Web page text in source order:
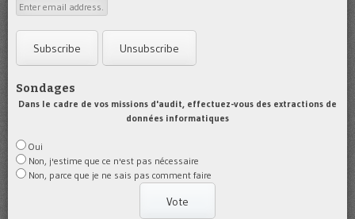
Sondages
Dans le cadre de vos missions d'audit, effectuez-vous des extractions de
données informatiques
Oui
Non, j'estime que ce n'est pas nécessaire
Non, parce que je ne sais pas comment faire